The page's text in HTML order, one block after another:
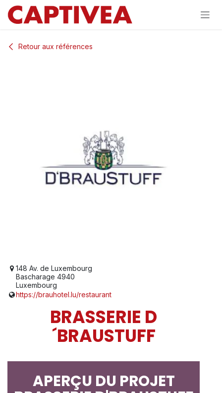
Se rendre au contenu
Retour aux références
148 Av. de Luxembourg
Bascharage 4940
Luxembourg
https://brauhotel.lu/restaurant
BRASSERIE D
´BRAUSTUFF
APERÇU DU PROJET